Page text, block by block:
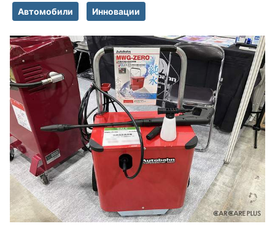
Автомобили Инновации